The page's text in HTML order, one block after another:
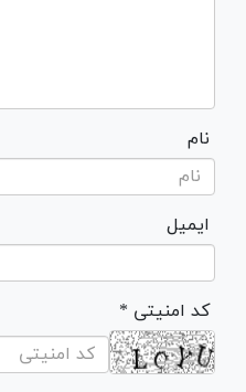
نام
ایمیل
* کد امنیتی